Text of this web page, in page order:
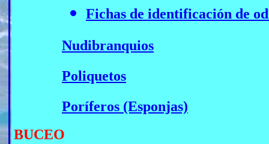
Fichas de identificación de
Nudibranquios
Poliquetos
Poríferos (Esponjas)
BUCEO